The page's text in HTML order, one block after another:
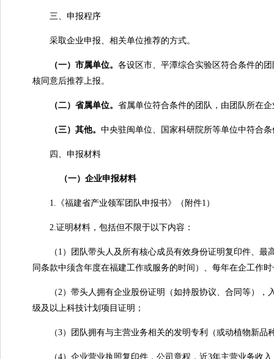
三、申报程序
采取企业申报、相关单位推荐的方式。
（一）市属单位。 各设区市、平潭综合实验区符合条件的
核同意后推荐上报。
（二）省属单位。 省属单位符合条件的团队，由团队所在
（三）其他。 中央驻闽单位、国家科研院所等单位中符合
四、申报材料
（一） 企业申报材料
1.《福建省产业领军团队申报书》（附件1）
2.证明材料，包括但不限于以下内容：
（1）团队带头人及所有核心成员有效身份证明复印件、最
同条款中须含年度在福建工作或服务的时间）、每年在企工作
（2）带头人拥有企业股份证明（如持股协议、合同等），
级及以上科技计划项目证明；
（3）团队拥有与主营业务相关的发明专利（或动植物新品
（4）企业营业执照复印件，公司章程，近3年主营业务收入